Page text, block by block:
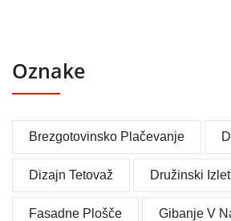
Oznake
Brezgotovinsko Plačevanje
Dizajn Tetovaž Družinski Izlet
Fasadne Plošče Gibanje V